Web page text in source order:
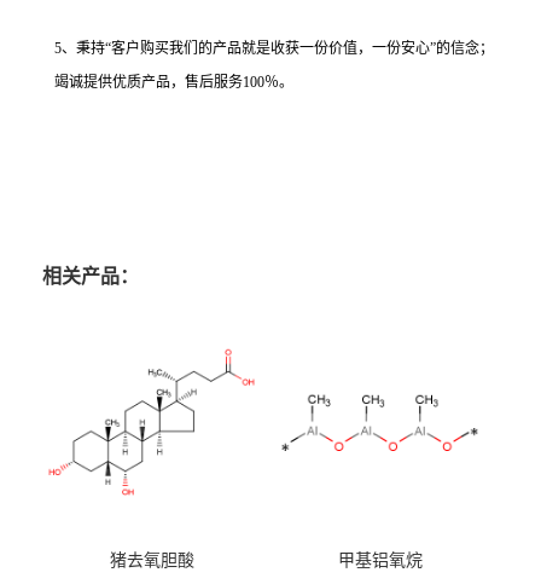
5、秉持“客户购买我们的产品就是收获一份价值，一份安心”的信念；
竭诚提供优质产品，售后服务100％。
相关产品：
猪去氧胆酸 甲基铝氧烷